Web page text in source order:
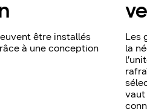
être installés
à une conception
Les
la
vaut